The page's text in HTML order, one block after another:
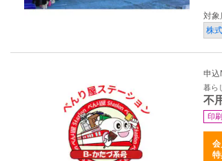
対象
株
申込
暮ら
不
印
会